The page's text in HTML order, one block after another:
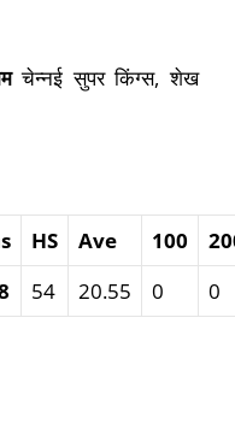
चेन्नई सुपर किंग्स, शेख
HS Ave 100
54 20.55 0 0